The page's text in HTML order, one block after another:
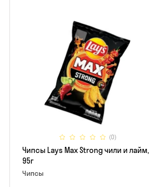
(0)
Чипсы Lays Max Strong чили и лайм,
95г
Чипсы